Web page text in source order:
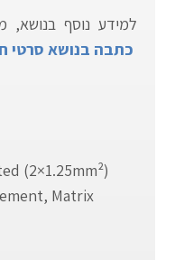
למידע נוסף בנושא,
כתבה בנושא סרטי
(2×1.25mm²)
Matrix